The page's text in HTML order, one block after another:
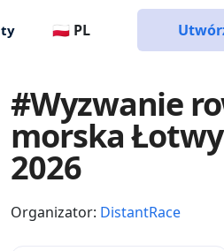
🇵🇱 PL
#Wyzwanie
morska
2026
Organizator: DistantRace